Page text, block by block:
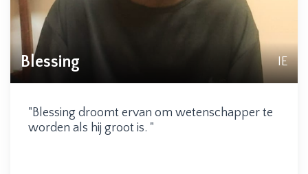
Blessing IE
"Blessing droomt ervan om wetenschapper te
worden als hij groot is. "